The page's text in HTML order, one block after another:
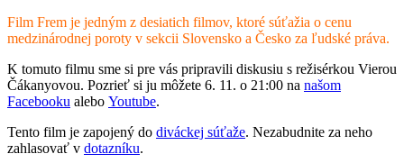
Film Frem je jedným z desiatich filmov, ktoré súťažia o cenu
medzinárodnej poroty v sekcii Slovensko a Česko za ľudské práva.
K tomuto filmu sme si pre vás pripravili diskusiu s režisérkou Vierou
Čákanyovou. Pozrieť si ju môžete 6. 11. o 21:00 na našom
Facebooku alebo Youtube.
Tento film je zapojený do diváckej súťaže. Nezabudnite za neho
zahlasovať v dotazníku.